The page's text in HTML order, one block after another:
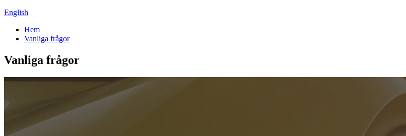
English
Hem
Vanliga frågor
Vanliga frågor